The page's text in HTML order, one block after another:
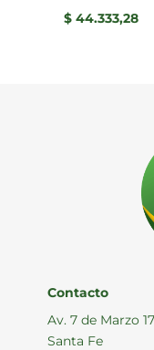
$ 44.333,28
Contacto
Av. 7 de Marzo
Santa Fe